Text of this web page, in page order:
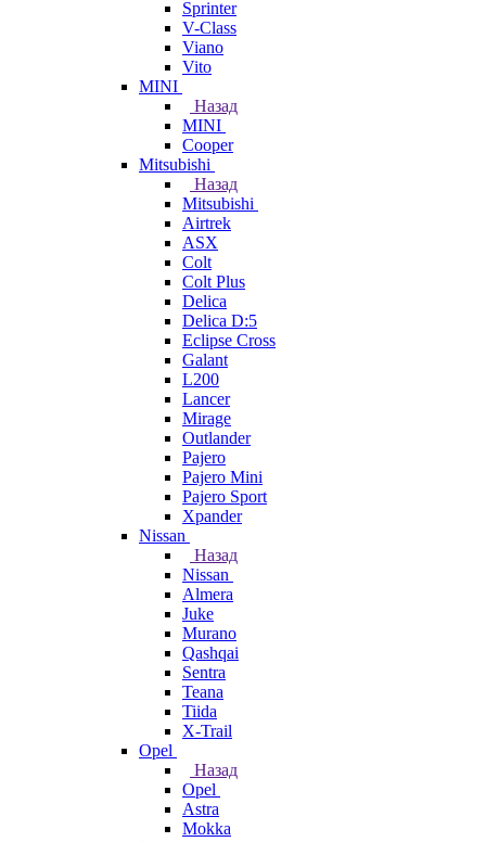
Sprinter
V-Class
Viano
Vito
MINI
Назад
MINI
Cooper
Mitsubishi
Назад
Mitsubishi
Airtrek
ASX
Colt
Colt Plus
Delica
Delica D:5
Eclipse Cross
Galant
L200
Lancer
Mirage
Outlander
Pajero
Pajero Mini
Pajero Sport
Xpander
Nissan
Назад
Nissan
Almera
Juke
Murano
Qashqai
Sentra
Teana
Tiida
X-Trail
Opel
Назад
Opel
Astra
Mokka